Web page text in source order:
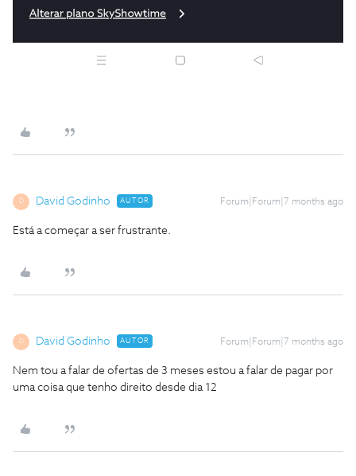
D David Godinho AUTOR Forum|Forum|7 months ago
Está a começar a ser frustrante.
D David Godinho AUTOR Forum|Forum|7 months ago
Nem tou a falar de ofertas de 3 meses estou a falar de pagar por
uma coisa que tenho direito desde dia 12